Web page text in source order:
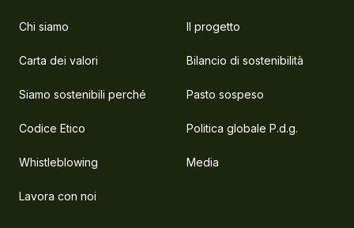
Chi siamo Il progetto
Carta dei valori Bilancio di sostenibilità
Siamo sostenibili perché Pasto sospeso
Codice Etico Politica globale P.d.g.
Whistleblowing Media
Lavora con noi